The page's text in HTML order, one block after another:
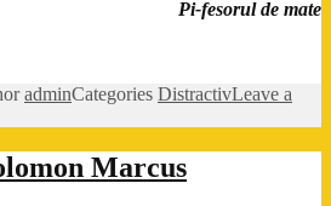
Pi-fesorul de mate
adminCategories DistractivLeave a
Marcus